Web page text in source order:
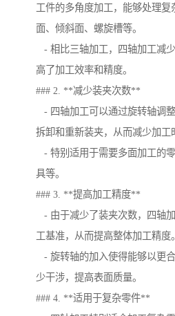
工件的多角度加工，能够处理复
面、倾斜面、螺旋槽等。
- 相比三轴加工，四轴加工减
高了加工效率和精度。
### 2. **减少装夹次数**
- 四轴加工可以通过旋转轴调
拆卸和重新装夹，从而减少加工
- 特别适用于需要多面加工的
具等。
### 3. **提高加工精度**
- 由于减少了装夹次数，四轴
工基准，从而提高整体加工精度。
- 旋转轴的加入使得能够以更
少干涉，提高表面质量。
### 4. **适用于复杂零件**